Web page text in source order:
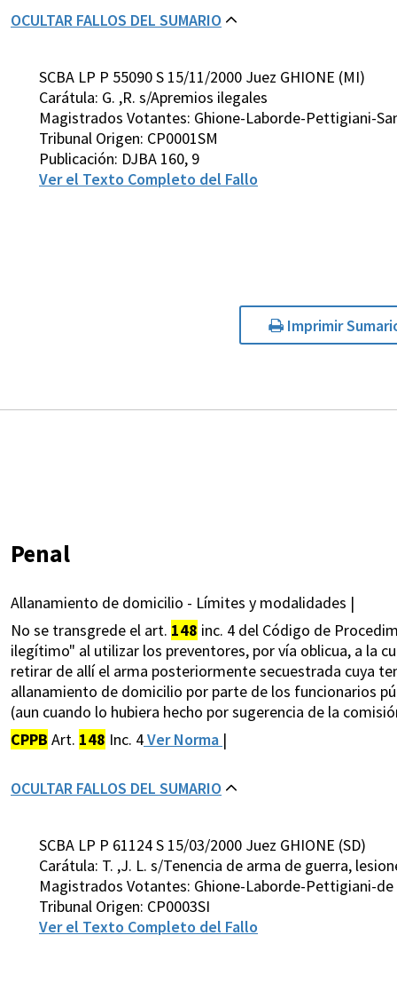
OCULTAR FALLOS DEL SUMARIO
SCBA LP P 55090 S 15/11/2000 Juez GHIONE (MI)
Carátula: G. ,R. s/Apremios ilegales
Magistrados Votantes: Ghione-Laborde-Pettigiani-
Tribunal Origen: CP0001SM
Publicación: DJBA 160, 9
Ver el Texto Completo del Fallo
Imprimir
Penal
Allanamiento de domicilio - Límites y modalidades |
No se transgrede el art. 148 inc. 4 del Código de
ilegítimo" al utilizar los preventores, por vía oblicua, a la
retirar de allí el arma posteriormente secuestrada cuya
allanamiento de domicilio por parte de los funcionarios
(aun cuando lo hubiera hecho por sugerencia de la
CPPB Art. 148 Inc. 4Ver Norma |
OCULTAR FALLOS DEL SUMARIO
SCBA LP P 61124 S 15/03/2000 Juez GHIONE (SD)
Carátula: T. ,J. L. s/Tenencia de arma de guerra,
Magistrados Votantes: Ghione-Laborde-Pettigiani-
Tribunal Origen: CP0003SI
Ver el Texto Completo del Fallo